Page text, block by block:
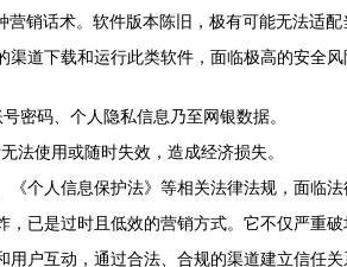
营销话术。软件版本陈旧，极有可能无法
道下载和运行此类软件，面临极高的安全风
密码、个人隐私信息乃至网银数据。
法使用或随时失效，造成经济损失。
个人信息保护法》等相关法律法规，面临法
已是过时且低效的营销方式。它不仅严重
户互动，通过合法、合规的渠道建立信任关